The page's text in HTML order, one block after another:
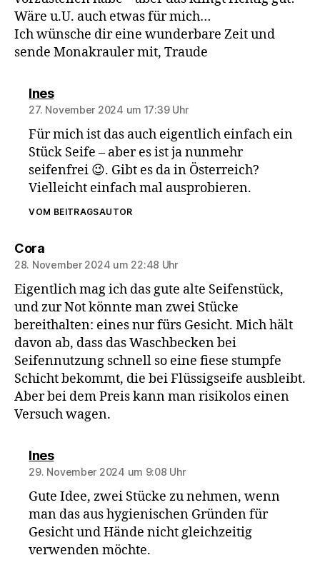
Wäre u.U. auch etwas für mich…
Ich wünsche dir eine wunderbare Zeit und
sende Monakrauler mit, Traude
Inessagt:
27. November 2024 um 17:39 Uhr
Für mich ist das auch eigentlich einfach ein
Stück Seife – aber es ist ja nunmehr
seifenfrei 😉. Gibt es da in Österreich?
Vielleicht einfach mal ausprobieren.
VOM BEITRAGSAUTOR
Corasagt:
28. November 2024 um 22:48 Uhr
Eigentlich mag ich das gute alte Seifenstück,
und zur Not könnte man zwei Stücke
bereithalten: eines nur fürs Gesicht. Mich hält
davon ab, dass das Waschbecken bei
Seifennutzung schnell so eine fiese stumpfe
Schicht bekommt, die bei Flüssigseife ausbleibt.
Aber bei dem Preis kann man risikolos einen
Versuch wagen.
Inessagt:
29. November 2024 um 9:08 Uhr
Gute Idee, zwei Stücke zu nehmen, wenn
man das aus hygienischen Gründen für
Gesicht und Hände nicht gleichzeitig
verwenden möchte.